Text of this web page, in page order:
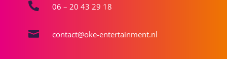
 06 – 20 43 29 18
 contact@oke-entertainment.nl